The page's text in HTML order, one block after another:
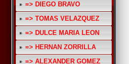
=> DIEGO BRAVO
=> TOMAS VELAZQUEZ
=> DULCE MARIA LEON
=> HERNAN ZORRILLA
=> ALEXANDER GOMEZ